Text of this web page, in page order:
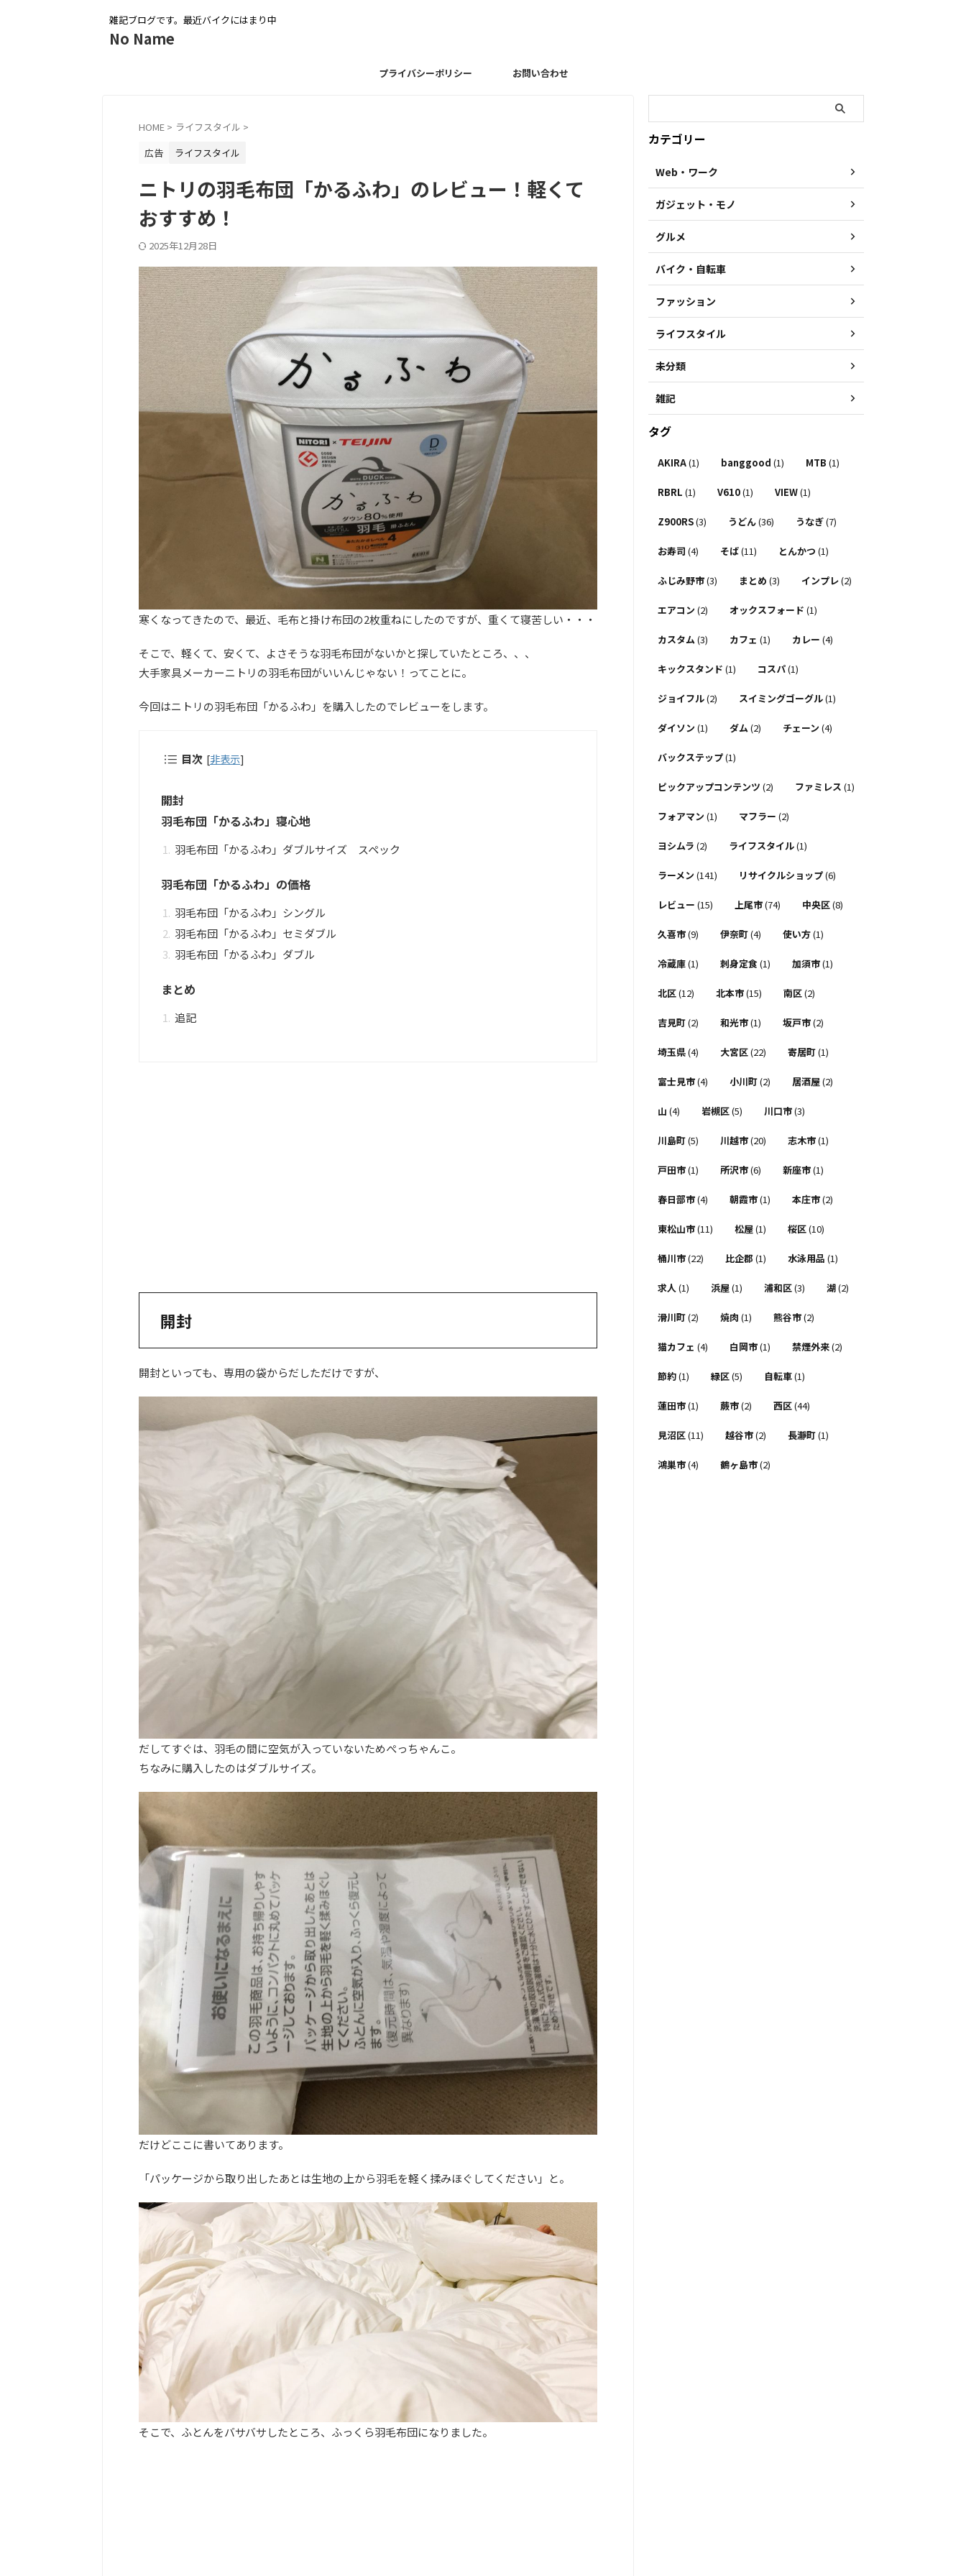
雑記ブログです。最近バイクにはまり中
No Name
プライバシーポリシー お問い合わせ
HOME > ライフスタイル >
広告
ライフスタイル
ニトリの羽毛布団「かるふわ」のレビュー！軽くて
おすすめ！
2025年12月28日
寒くなってきたので、最近、毛布と掛け布団の2枚重ねにしたのですが、重くて寝苦しい・・・
そこで、軽くて、安くて、よさそうな羽毛布団がないかと探していたところ、、、
大手家具メーカーニトリの羽毛布団がいいんじゃない！ってことに。
今回はニトリの羽毛布団「かるふわ」を購入したのでレビューをします。
目次 [非表示]
開封
羽毛布団「かるふわ」寝心地
羽毛布団「かるふわ」ダブルサイズ スペック
羽毛布団「かるふわ」の価格
羽毛布団「かるふわ」シングル
羽毛布団「かるふわ」セミダブル
羽毛布団「かるふわ」ダブル
まとめ
追記
開封
開封といっても、専用の袋からだしただけですが、
だしてすぐは、羽毛の間に空気が入っていないためぺっちゃんこ。
ちなみに購入したのはダブルサイズ。
だけどここに書いてあります。
「パッケージから取り出したあとは生地の上から羽毛を軽く揉みほぐしてください」と。
そこで、ふとんをバサバサしたところ、ふっくら羽毛布団になりました。
カテゴリー
Web・ワーク
ガジェット・モノ
グルメ
バイク・自転車
ファッション
ライフスタイル
未分類
雑記
タグ
AKIRA(1) banggood (1) MTB (1)
RBRL (1) V610(1) VIEW(1)
Z900RS(3) うどん(36) うなぎ(7)
お寿司 (4) そば(11) とんかつ (1)
ふじみ野市(3) まとめ (3) インプレ(2)
エアコン (2) オックスフォード (1)
カスタム(3) カフェ (1) カレー (4)
キックスタンド (1) コスパ(1)
ジョイフル(2) スイミングゴーグル(1)
ダイソン (1) ダム(2) チェーン (4)
バックステップ(1)
ピックアップコンテンツ (2) ファミレス (1)
フォアマン (1) マフラー (2)
ヨシムラ (2) ライフスタイル(1)
ラーメン (141) リサイクルショップ(6)
レビュー (15) 上尾市(74) 中央区(8)
久喜市(9) 伊奈町(4) 使い方(1)
冷蔵庫(1) 刺身定食(1) 加須市(1)
北区(12) 北本市(15) 南区(2)
吉見町(2) 和光市(1) 坂戸市(2)
埼玉県(4) 大宮区(22) 寄居町(1)
富士見市(4) 小川町(2) 居酒屋(2)
山 (4) 岩槻区(5) 川口市(3)
川島町(5) 川越市(20) 志木市(1)
戸田市(1) 所沢市(6) 新座市(1)
春日部市(4) 朝霞市(1) 本庄市(2)
東松山市(11) 松屋(1) 桜区(10)
桶川市(22) 比企郡 (1) 水泳用品 (1)
求人(1) 浜屋(1) 浦和区(3) 湖(2)
滑川町(2) 焼肉 (1) 熊谷市(2)
猫カフェ (4) 白岡市(1) 禁煙外来(2)
節約(1) 緑区(5) 自転車(1)
蓮田市(1) 蕨市(2) 西区(44)
見沼区(11) 越谷市(2) 長瀞町(1)
鴻巣市(4) 鶴ヶ島市(2)